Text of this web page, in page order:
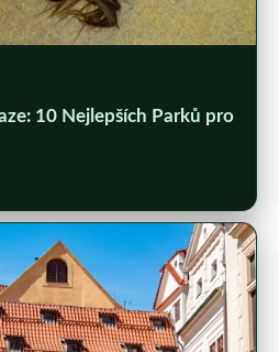
10 Nejlepších Parků pro